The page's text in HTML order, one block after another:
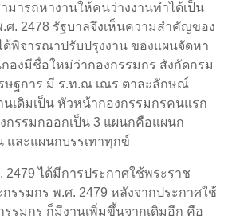
มารถหางานให้คนว่างงานทำได้เป็น
ศ. 2478 รัฐบาลจึงเห็นความสำคัญของ
พิจารณาปรับปรุงงาน ของแผนจัดหา
องมีชื่อใหม่ว่ากองกรรมกร สังกัดกรม
ษฐการ มี ร.ท.ณ เณร ตาละลักษณ์
เดิมเป็น หัวหน้ากองกรรมกรคนแรก
กรรมกออกเป็น 3 แผนกคือแผนก
และแผนกบรรเทาทุกข์
ด้มีการประกาศใช้พระราช
รมกร พ.ศ. 2479 หลังจากประกาศใช้
รมกร ก็มีงานเพิ่มขึ้นจากเดิมอีก คือ